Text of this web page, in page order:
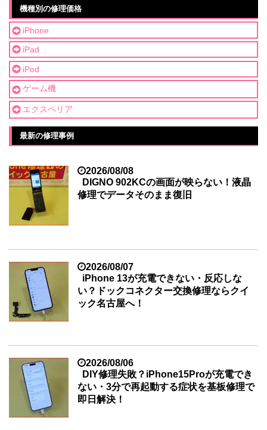
機種別の修理価格
iPhone
iPad
iPod
ゲーム機
エクスペリア
最新の修理事例
2026/08/08
DIGNO 902KCの画面が映らない！液晶
修理でデータそのまま復旧
2026/08/07
iPhone 13が充電できない・反応しな
い？ドックコネクター交換修理ならクイ
ック名古屋へ！
2026/08/06
DIY修理失敗？iPhone15Proが充電でき
ない・3分で再起動する症状を基板修理で
即日解決！